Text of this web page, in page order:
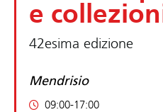
e
42esima edizione
Mendrisio
09:00-17:00